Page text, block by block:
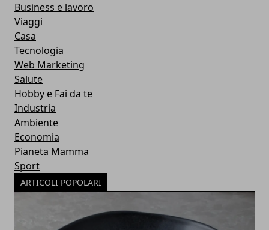
Business e lavoro
Viaggi
Casa
Tecnologia
Web Marketing
Salute
Hobby e Fai da te
Industria
Ambiente
Economia
Pianeta Mamma
Sport
ARTICOLI POPOLARI